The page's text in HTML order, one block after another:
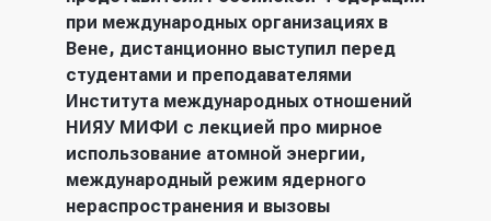
при международных организациях в
Вене, дистанционно выступил перед
студентами и преподавателями
Института международных отношений
НИЯУ МИФИ с лекцией про мирное
использование атомной энергии,
международный режим ядерного
нераспространения и вызовы